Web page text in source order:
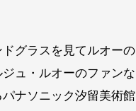
グラスを見てルオーの
ュ・ルオーのファンな
ナソニック汐留美術館